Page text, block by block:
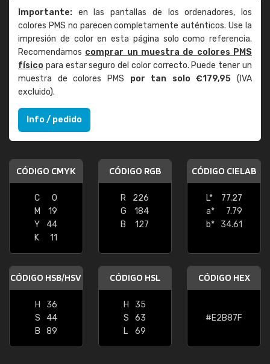
Importante: en las pantallas de los ordenadores, los
colores PMS no parecen completamente auténticos. Use la
impresión de color en esta página solo como referencia.
Recomendamos comprar un muestra de colores PMS
físico para estar seguro del color correcto. Puede tener un
muestra de colores PMS por tan solo €179,95 (IVA
excluido).
Info / pedido
CÓDIGO CMYK
C
0
M
19
Y
44
K
11
CÓDIGO RGB
R
226
G
184
B
127
CÓDIGO CIELAB
L*
77.27
a*
7.79
b*
34.61
CÓDIGO HSB/HSV
H
36
S
44
B
89
CÓDIGO HSL
H
35
S
63
L
69
CÓDIGO HEX
#E2B87F